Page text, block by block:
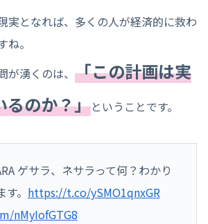
実となれば、多くの人が経済的に救わ
。
が湧くのは、 「この計画は実
るのか？」ということです。
ゲサラ、ネサラって何？わかり
。 https://t.co/ySMO1qnxGR
nMyIofGTG8